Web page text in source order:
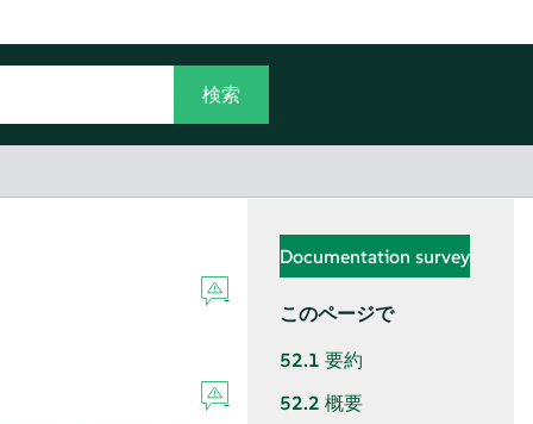
Documentation survey
このページで
52.1 要約
52.2 概要